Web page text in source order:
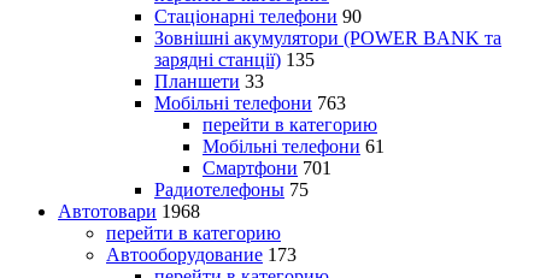
Стаціонарні телефони 90
Зовнішні акумулятори (POWER BANK та
зарядні станції) 135
Планшети 33
Мобільні телефони 763
перейти в категорию
Мобільні телефони 61
Смартфони 701
Радиотелефоны 75
Автотовари 1968
перейти в категорию
Автооборудование 173